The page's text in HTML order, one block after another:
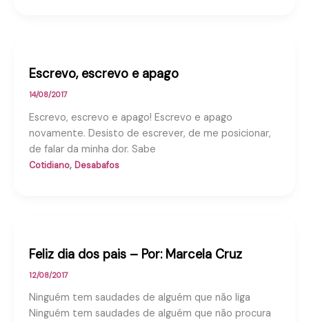
Escrevo, escrevo e apago
14/08/2017
Escrevo, escrevo e apago! Escrevo e apago
novamente. Desisto de escrever, de me posicionar,
de falar da minha dor. Sabe
Cotidiano, Desabafos
Feliz dia dos pais – Por: Marcela Cruz
12/08/2017
Ninguém tem saudades de alguém que não liga
Ninguém tem saudades de alguém que não procura